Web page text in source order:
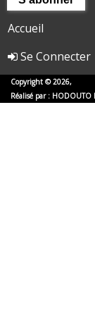
Accueil
Se Connecter
Copyright © 2026,
Réalisé par : HODOUTO